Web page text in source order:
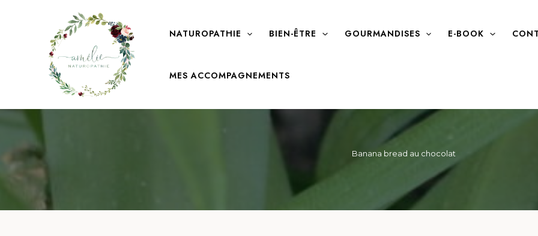
NATUROPATHIE BIEN-ÊTRE GOURMANDISES E-BOOK
MES ACCOMPAGNEMENTS
Banana bread au chocolat